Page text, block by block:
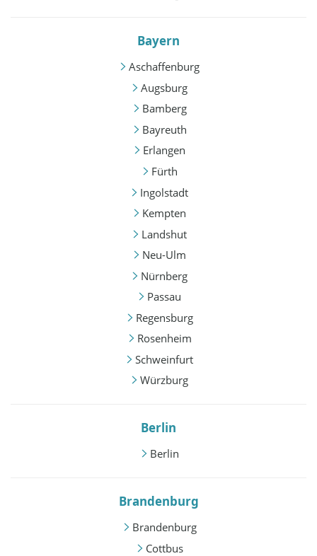
Bayern
Aschaffenburg
Augsburg
Bamberg
Bayreuth
Erlangen
Fürth
Ingolstadt
Kempten
Landshut
Neu-Ulm
Nürnberg
Passau
Regensburg
Rosenheim
Schweinfurt
Würzburg
Berlin
Berlin
Brandenburg
Brandenburg
Cottbus